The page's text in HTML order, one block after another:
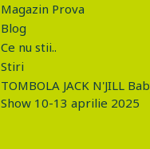
Magazin Prova
Blog
Ce nu stii..
Stiri
TOMBOLA JACK N'JILL
Show 10-13 aprilie 2025